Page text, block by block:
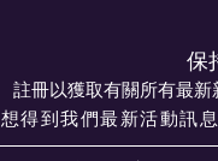
保
註冊以獲取有關所有最
想得到我們最新活動訊